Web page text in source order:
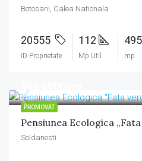
Botosani, Calea Nationala
20555
ID Proprietate
112
Mp Util
495
mp
PROMOVAT
Pensiunea Ecologica
Soldanesti